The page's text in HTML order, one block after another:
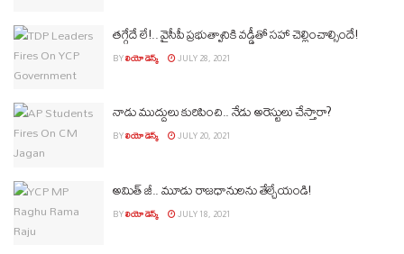
తగ్గేదే లే!.. వైసీపీ ప్రభుత్వానికి వడ్డీతో సహా చెల్లించాల్సిందే!
BYలియో డెస్క్ JULY 28, 2021
నాడు ముద్దులు కురిపించి.. నేడు అరెస్టులు చేస్తారా?
BYలియో డెస్క్ JULY 20, 2021
అమిత్ జీ.. మూడు రాజధానులను తేల్చేయండి!
BYలియో డెస్క్ JULY 18, 2021